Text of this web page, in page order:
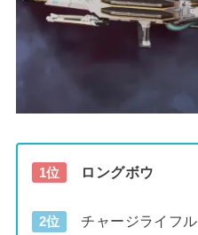
1位 ロングボウ
2位 チャージライフル